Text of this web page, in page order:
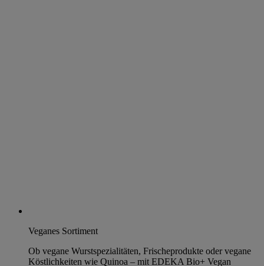
Veganes Sortiment
Ob vegane Wurstspezialitäten, Frischeprodukte oder vegane
Köstlichkeiten wie Quinoa – mit EDEKA Bio+ Vegan